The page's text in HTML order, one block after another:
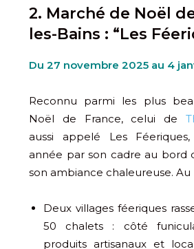
2. Marché de Noël
les-Bains : “Les
Du 27 novembre 2025 au 4
Reconnu parmi les plus
Noël de France, celui de
aussi appelé Les
année par son cadre au bord
son ambiance chaleureuse.
Deux villages féeriques
50 chalets : côté
produits artisanaux et